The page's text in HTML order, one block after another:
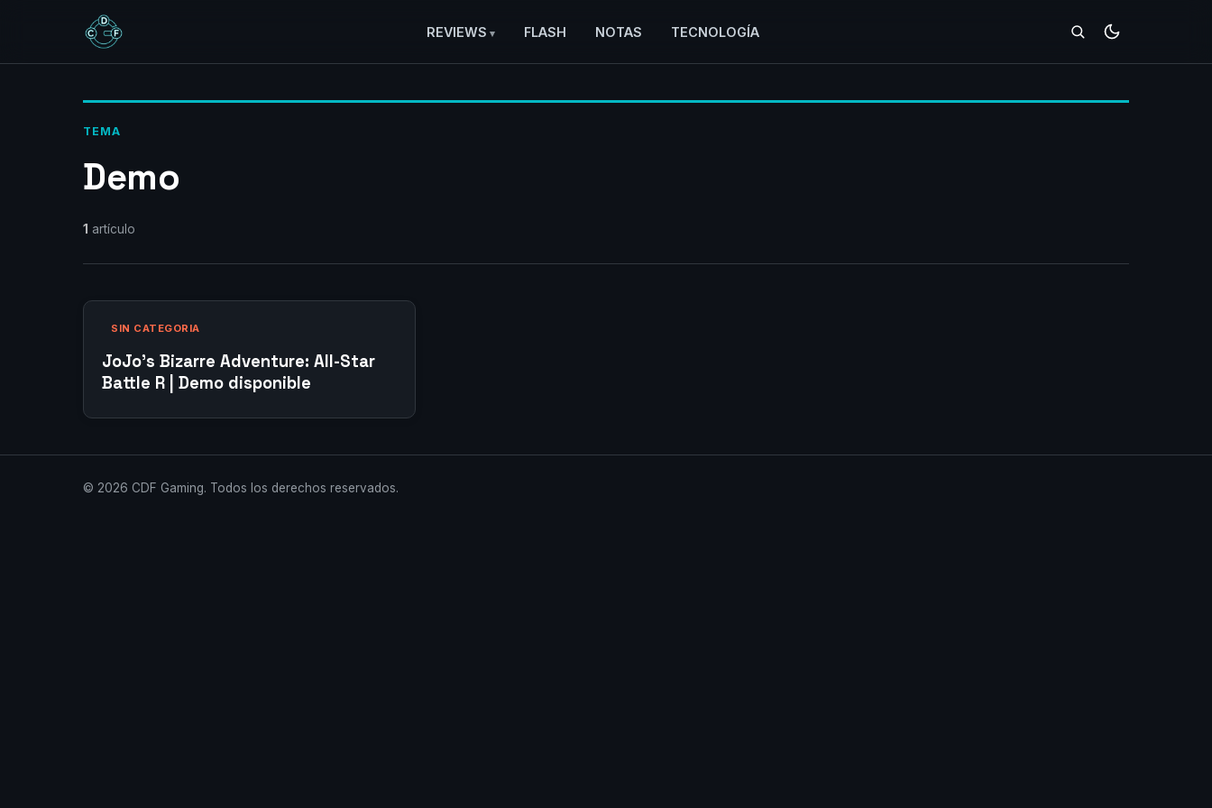
REVIEWS FLASH NOTAS TECNOLOGÍA
TEMA
Demo
1 artículo
SIN CATEGORIA
JoJo’s Bizarre Adventure: All-Star
Battle R | Demo disponible
© 2026 CDF Gaming. Todos los derechos reservados.